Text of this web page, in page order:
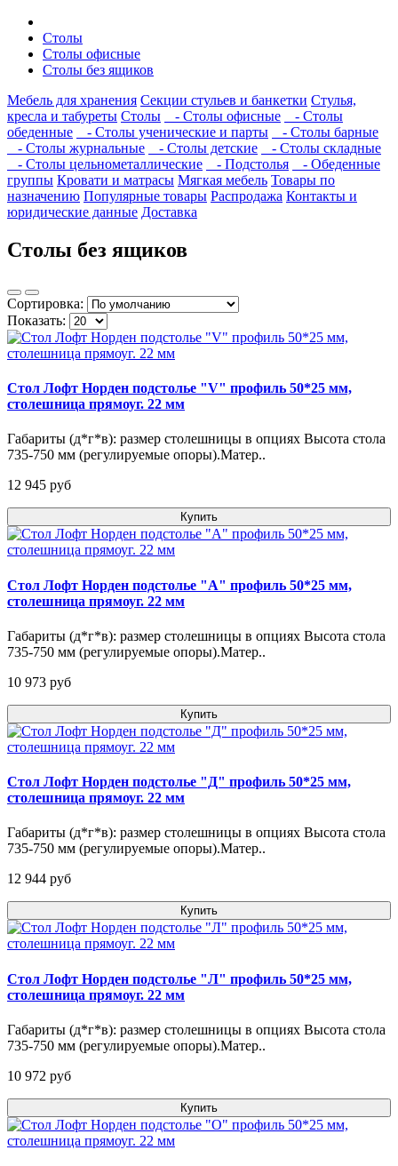
Столы
Столы офисные
Столы без ящиков
Мебель для хранения Секции стульев и банкетки Стулья,
кресла и табуреты Столы - Столы офисные
- Столы
обеденные
- Столы ученические и парты
- Столы барные
- Столы журнальные
- Столы детские
- Столы складные
- Столы цельнометаллические
- Подстолья
- Обеденные
группы Кровати и матрасы Мягкая мебель Товары по
назначению Популярные товары Распродажа Контакты и
юридические данные Доставка
Столы без ящиков
Сортировка:
Показать:
Стол Лофт Норден подстолье "V" профиль 50*25 мм,
столешница прямоуг. 22 мм
Габариты (д*г*в): размер столешницы в опциях Высота стола
735-750 мм (регулируемые опоры).Матер..
12 945 pуб
Купить
Стол Лофт Норден подстолье "А" профиль 50*25 мм,
столешница прямоуг. 22 мм
Габариты (д*г*в): размер столешницы в опциях Высота стола
735-750 мм (регулируемые опоры).Матер..
10 973 pуб
Купить
Стол Лофт Норден подстолье "Д" профиль 50*25 мм,
столешница прямоуг. 22 мм
Габариты (д*г*в): размер столешницы в опциях Высота стола
735-750 мм (регулируемые опоры).Матер..
12 944 pуб
Купить
Стол Лофт Норден подстолье "Л" профиль 50*25 мм,
столешница прямоуг. 22 мм
Габариты (д*г*в): размер столешницы в опциях Высота стола
735-750 мм (регулируемые опоры).Матер..
10 972 pуб
Купить